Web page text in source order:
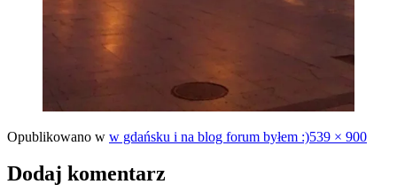
Opublikowano w w gdańsku i na blog forum byłem :)Pełny
539 × 900
Dodaj komentarz